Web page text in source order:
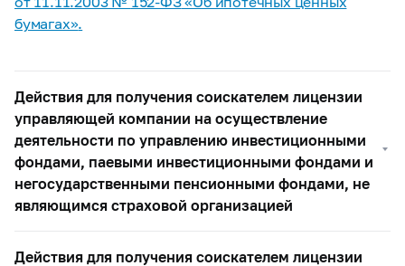
бумагах».
Действия для получения соискателем лицензии
управляющей компании на осуществление
деятельности по управлению инвестиционными
фондами, паевыми инвестиционными фондами и
негосударственными пенсионными фондами, не
являющимся страховой организацией
Действия для получения соискателем лицензии